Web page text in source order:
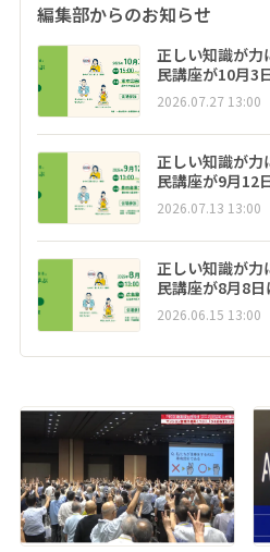
編集部からのお知らせ
正しい知識が
民講座が10月3
2026.07.27 13:00
正しい知識が
民講座が9月12
2026.07.13 13:00
正しい知識が
民講座が8月8
2026.06.15 13:00